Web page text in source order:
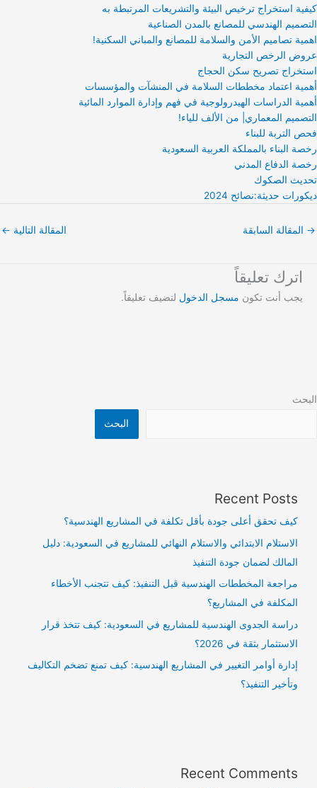
كيفية استخراج ترخيص البيئة والتشريعات المرتبطة به
التصميم الهندسي للمصانع بالمدن الصناعية
اهمية تصاميم الأمن والسلامة للمصانع والمباني السكنية!
عروض الرخص التجارية
استخراج تصريح سكن الحجاج
أهمية اعتماد مخططات السلامة في المنشآت والمؤسسات
أهمية الدراسات الهيدرولوجية في فهم وإدارة الموارد المائية
التصميم المعماري| من الألف للياء!
فحص التربة للبناء
رخصة البناء بالمملكة العربية السعودية
رخصة الدفاع المدني
تحديث الصكوك
ديكورات حديثة:نصائح 2024
→ المقالة السابقة المقالة التالية ←
اترك تعليقاً
يجب أنت تكون مسجل الدخول لتضيف تعليقاً.
البحث
البحث
Recent Posts
كيف تحقق أعلى جودة بأقل تكلفة في المشاريع الهندسية؟
الاستلام الابتدائي والاستلام النهائي للمشاريع في السعودية: دليل
المالك لضمان جودة التنفيذ
مراجعة المخططات الهندسية قبل التنفيذ: كيف تتجنب الأخطاء
المكلفة في المشاريع؟
دراسة الجدوى الهندسية للمشاريع في السعودية: كيف تتخذ قرار
الاستثمار بثقة في 2026؟
إدارة أوامر التغيير في المشاريع الهندسية: كيف تمنع تضخم التكاليف
وتأخير التنفيذ؟
Recent Comments